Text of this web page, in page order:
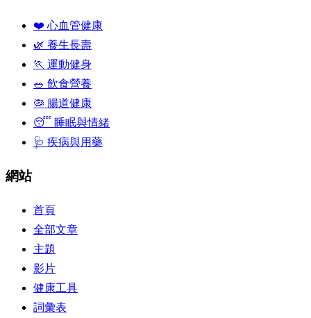
❤️ 心血管健康
🌿 養生長壽
🏃 運動健身
🥗 飲食營養
🦠 腸道健康
😴 睡眠與情緒
🩺 疾病與用藥
網站
首頁
全部文章
主題
影片
健康工具
詞彙表